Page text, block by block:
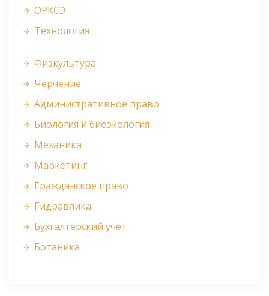
ОРКСЭ
Технология
Физкультура
Черчение
Административное право
Биология и биоэкология
Механика
Маркетинг
Гражданское право
Гидравлика
Бухгалтерский учет
Ботаника